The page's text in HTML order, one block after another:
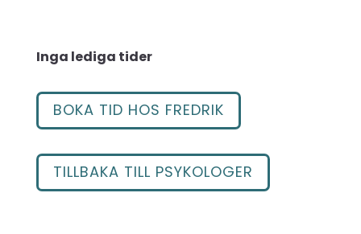
Inga lediga tider
BOKA TID HOS FREDRIK
TILLBAKA TILL PSYKOLOGER